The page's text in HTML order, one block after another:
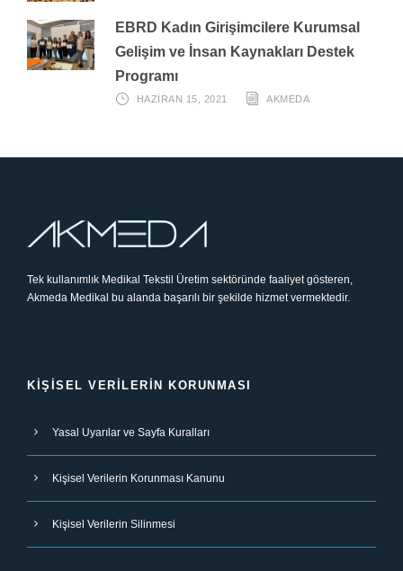
EBRD Kadın Girişimcilere Kurumsal
Gelişim ve İnsan Kaynakları Destek
Programı
HAZIRAN 15, 2021 AKMEDA
Tek kullanımlık Medikal Tekstil Üretim sektöründe faaliyet gösteren,
Akmeda Medikal bu alanda başarılı bir şekilde hizmet vermektedir.
KIŞISEL VERILERIN KORUNMASI
Yasal Uyarılar ve Sayfa Kuralları
Kişisel Verilerin Korunması Kanunu
Kişisel Verilerin Silinmesi